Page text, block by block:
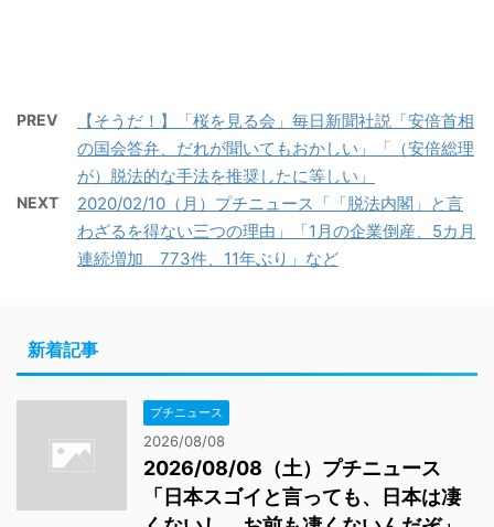
PREV
【そうだ！】「桜を見る会」毎日新聞社説「安倍首相
の国会答弁、だれが聞いてもおかしい」「（安倍総理
が）脱法的な手法を推奨したに等しい」
NEXT
2020/02/10（月）プチニュース「「脱法内閣」と言
わざるを得ない三つの理由」「1月の企業倒産、5カ月
連続増加 773件、11年ぶり」など
新着記事
プチニュース
2026/08/08
2026/08/08（土）プチニュース
「日本スゴイと言っても、日本は凄